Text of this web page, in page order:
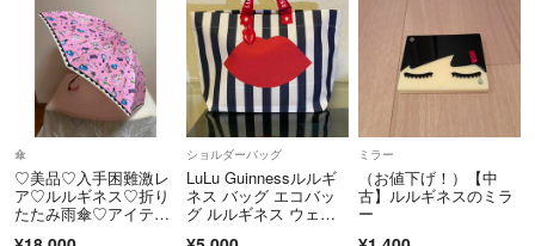
傘
♡美品♡入手困難激レ
ア♡ルルギネス♡折り
たたみ雨傘♡アイテム
ショルダーバッグ
LuLu Guinnessルルギ
ネス バッグ エコバッ
グ ルルギネス ウェイ
ミラー
（お値下げ！）【中
古】ルルギネスのミラ
ー